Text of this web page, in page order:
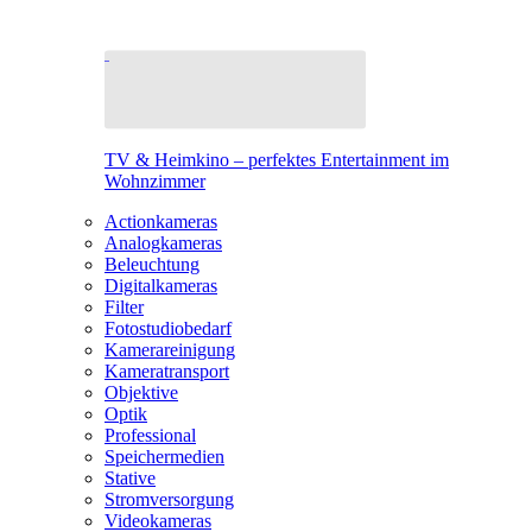
TV & Heimkino – perfektes Entertainment im
Wohnzimmer
Actionkameras
Analogkameras
Beleuchtung
Digitalkameras
Filter
Fotostudiobedarf
Kamerareinigung
Kameratransport
Objektive
Optik
Professional
Speichermedien
Stative
Stromversorgung
Videokameras